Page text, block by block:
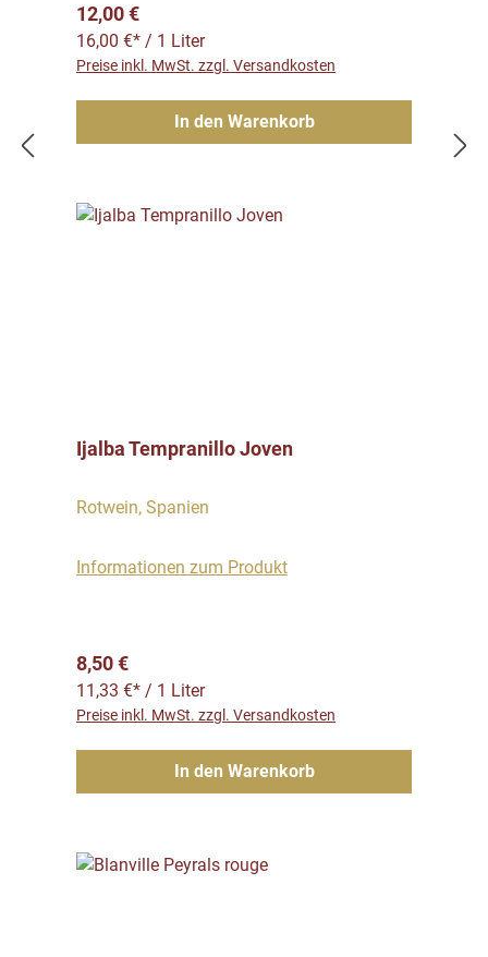
Regulärer Preis:
12,00 €
16,00 €* / 1 Liter
Preise inkl. MwSt. zzgl. Versandkosten
In den Warenkorb
Ijalba Tempranillo Joven
Rotwein, Spanien
Informationen zum Produkt
Regulärer Preis:
8,50 €
11,33 €* / 1 Liter
Preise inkl. MwSt. zzgl. Versandkosten
In den Warenkorb